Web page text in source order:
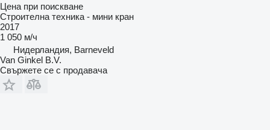
Цена при поискване
Строителна техника - мини кран
2017
1 050 м/ч
Нидерландия, Barneveld
Van Ginkel B.V.
Свържете се с продавача